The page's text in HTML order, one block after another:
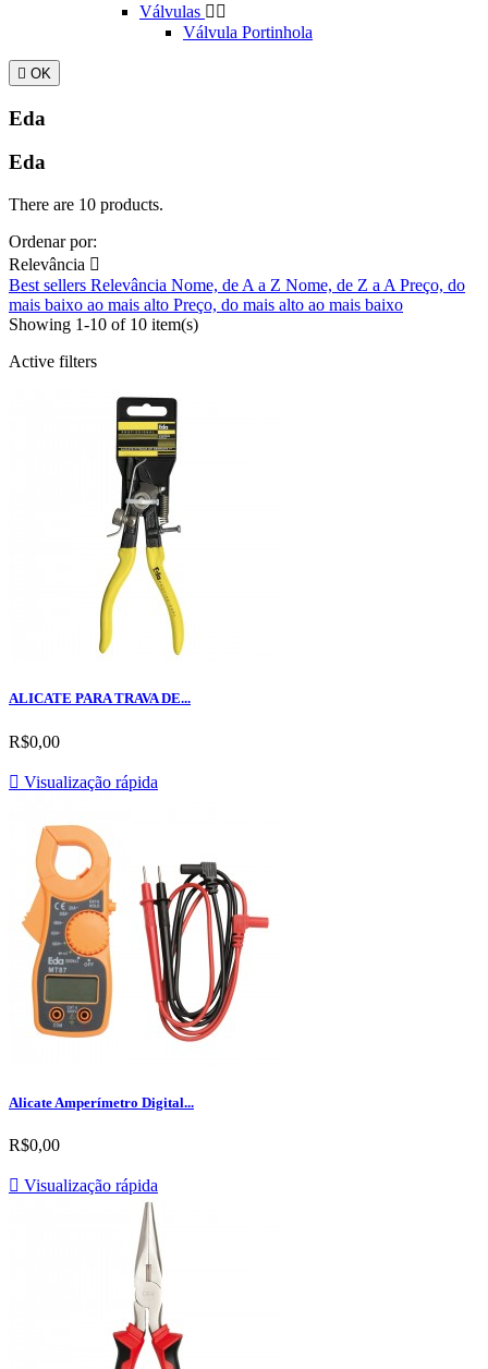
Válvulas  
Válvula Portinhola
 OK
Eda
Eda
There are 10 products.
Ordenar por:
Relevância 
Best sellers Relevância Nome, de A a Z Nome, de Z a A Preço, do
mais baixo ao mais alto Preço, do mais alto ao mais baixo
Showing 1-10 of 10 item(s)
Active filters
ALICATE PARA TRAVA DE...
R$0,00
 Visualização rápida
Alicate Amperímetro Digital...
R$0,00
 Visualização rápida